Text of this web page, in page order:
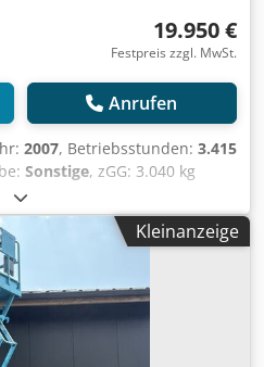
19.950 €
Festpreis zzgl. MwSt.
Anrufen
2007, Betriebsstunden: 3.415
Sonstige, zGG: 3.040 kg
x 98 x 197 cm Motormarke:
200 kg Arbeitshöhe:
ja Technischer Zustand: gut
Baujahr: 2007 Stunden: 3415
3040 kg Arbeitshöhe: 23 m
Dodpfxozpw Dis Anpeck
Kleinanzeige